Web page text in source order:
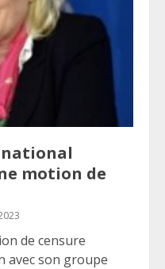
national
motion de
de censure
avec son groupe